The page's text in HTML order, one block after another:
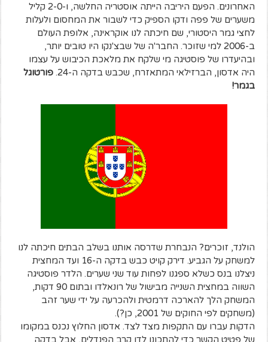
האחרונים. הפעם היריבה הייתה אוסטריה החלשה, ו-2-0 קליל
משערים של פפה ודקו הספיק כדי לשבור את המחסום ולעלות
לחצי גמר היסטורי, שם חיכתה לנו אוקראינה, אלופת העולם
ב-2006 למי שזוכר. החבר'ה של שבצ'נקו היו טובים יותר,
ובהיעדרו של פוסטיגה מי שלקח את מלאכת הכיבוש על עצמו
היה אדסון, הברזילאי המתאזרח, שכבש בדקה ה-24.
פורטוגל
בגמר!
הולנד, זוכרים? הנבחרת שדרסה אותנו בשלב הבתים חיכתה לנו
למשחק על הגביע. דירק קויט כבש בדקה ה-16 ועד המחצית
ניצלנו בנס כשלא ספגנו לפחות עוד שני שערים. הלדר פוסטיגה
השווה במחצית השנייה מבישול של רונאלדו ובתום 90 דקות,
המשחק הלך להארכה דרמטית ולהכרעה על ידי שער זהב
(משחקים לפי החוקים של 2001, כן?).
הדקות עברו עם התקפות מצד לצד. אדסון החלוץ נכנס במקומו
של פטיט הקשר כדי להתכונן לדו קרב הפנדלים, אבל בדקה